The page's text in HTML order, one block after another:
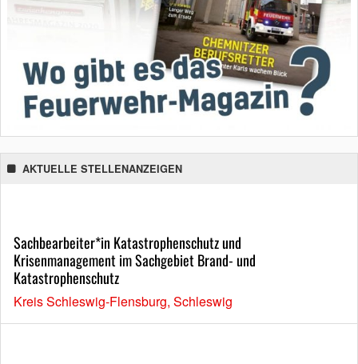
AKTUELLE STELLENANZEIGEN
Sachbearbeiter*in Katastrophenschutz und
Krisenmanagement im Sachgebiet Brand- und
Katastrophenschutz
Kreis Schleswig-Flensburg, Schleswig